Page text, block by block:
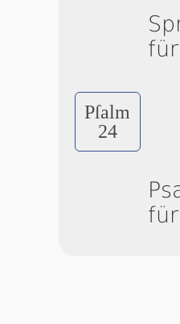
Pſalm
24